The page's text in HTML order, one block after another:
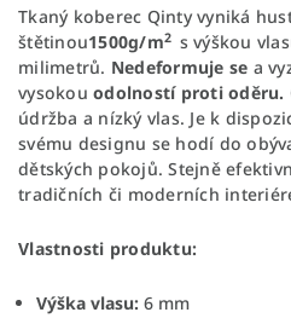
Tkaný koberec Qinty vyniká
štětinou1500g/m2 s výškou
milimetrů. Nedeformuje se a
vysokou odolností proti oděru.
údržba a nízký vlas. Je k
svému designu se hodí do
dětských pokojů. Stejně
tradičních či moderních
Vlastnosti produktu:
Výška vlasu: 6 mm